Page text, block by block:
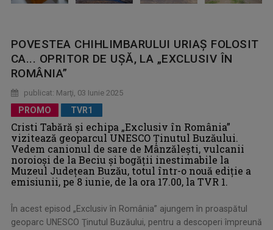
POVESTEA CHIHLIMBARULUI URIAŞ FOLOSIT
CA... OPRITOR DE UŞĂ, LA „EXCLUSIV ÎN
ROMÂNIA”
publicat: Marţi, 03 Iunie 2025
PROMO TVR1
Cristi Tabără şi echipa „Exclusiv în România”
vizitează geoparcul UNESCO Ţinutul Buzăului.
Vedem canionul de sare de Mânzălești, vulcanii
noroioşi de la Beciu şi bogăţii inestimabile la
Muzeul Judeţean Buzău, totul într-o nouă ediţie a
emisiunii, pe 8 iunie, de la ora 17.00, la TVR 1.
În acest episod „Exclusiv în România” ajungem în proaspătul
geoparc UNESCO Ţinutul Buzăului, pentru a descoperi împreună